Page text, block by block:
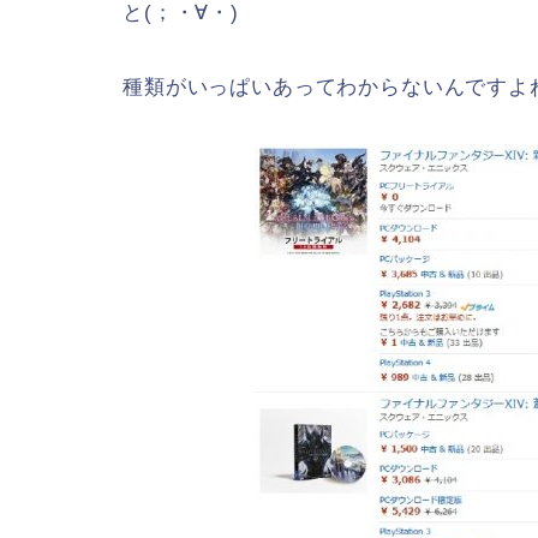
と(；・∀・)
種類がいっぱいあってわからないんです